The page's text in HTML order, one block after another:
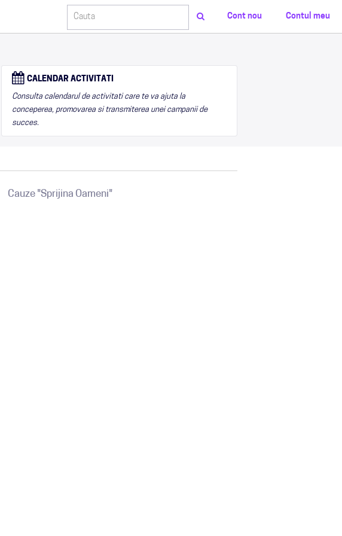
Cont nou Contul meu
CALENDAR ACTIVITATI
Consulta calendarul de activitati care te va ajuta la
conceperea, promovarea si transmiterea unei campanii de
succes.
Cauze "Sprijina Oameni"